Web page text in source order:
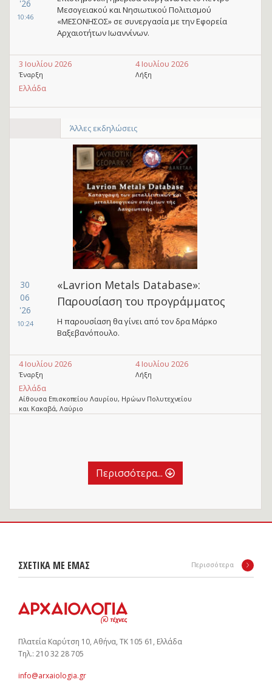
'26
10:46
Μεσογειακού και Νησιωτικού Πολιτισμού
«ΜΕΣΟΝΗΣΟΣ» σε συνεργασία με την Εφορεία
Αρχαιοτήτων Ιωαννίνων.
3 Ιουλίου 2026
Έναρξη
4 Ιουλίου 2026
Λήξη
Ελλάδα
Άλλες εκδηλώσεις
30
06
'26
10:24
«Lavrion Metals Database»:
Παρουσίαση του προγράμματος
Η παρουσίαση θα γίνει από τον δρα Μάρκο
Βαξεβανόπουλο.
4 Ιουλίου 2026
Έναρξη
4 Ιουλίου 2026
Λήξη
Ελλάδα
Αίθουσα Επισκοπείου Λαυρίου, Ηρώων Πολυτεχνείου
και Κακαβά, Λαύριο
Περισσότερα...
ΣΧΕΤΙΚΑ ΜΕ ΕΜΑΣ Περισσότερα
Πλατεία Καρύτση 10, Αθήνα, ΤΚ 105 61, Ελλάδα
Tηλ.: 210 32 28 705
info@arxaiologia.gr